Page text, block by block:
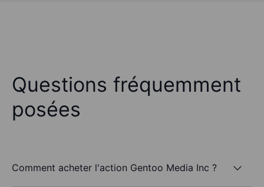
Questions fréquemment
posées
Comment acheter l'action Gentoo Media Inc ?